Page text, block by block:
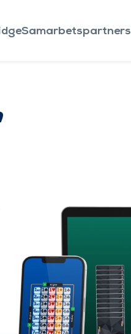
Samarbetspartners